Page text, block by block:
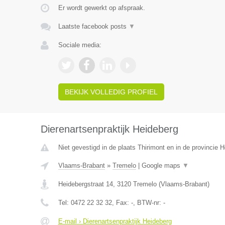
Er wordt gewerkt op afspraak.
Laatste facebook posts ▼
Sociale media:
BEKIJK VOLLEDIG PROFIEL
Dierenartsenpraktijk Heideberg
Niet gevestigd in de plaats Thirimont en in de provincie
Vlaams-Brabant» Tremelo| Google maps ▼
Heidebergstraat 14, 3120 Tremelo(Vlaams-Brabant)
Tel: 0472 22 32 32, Fax: -, BTW-nr: -
E-mail › Dierenartsenpraktijk Heideberg